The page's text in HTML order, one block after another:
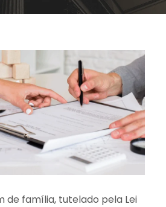
de família, tutelado pela Lei